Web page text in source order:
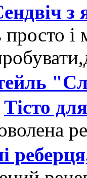
з
просто
Тісто